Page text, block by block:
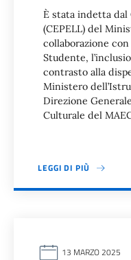
È stata indetta
(CEPELL) del
collaborazione
Studente,
contrasto alla
Ministero
Direzione
Culturale del
LEGGI DI PIÙ
13 MARZO 2025